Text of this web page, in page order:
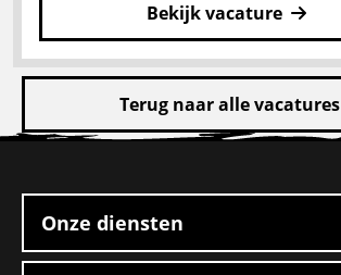
Bekijk vacature
Lees
meer
Pakketbezorger
Terug naar alle vacatures
footer
Onze diensten